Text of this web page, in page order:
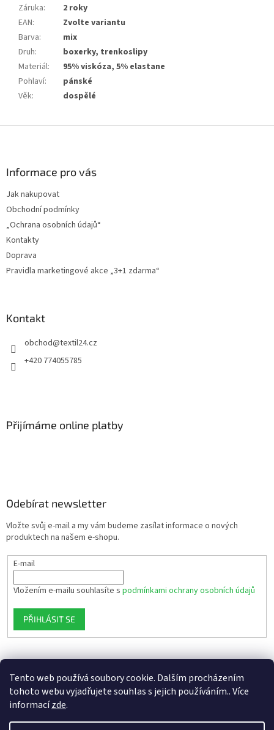
Tento web používá soubory cookie. Dalším procházením
tohoto webu vyjadřujete souhlas s jejich používáním.. Více
informacízde.
Záruka:
2 roky
EAN:
Zvolte variantu
Barva:
mix
Druh:
boxerky, trenkoslipy
Materiál:
95% viskóza, 5% elastane
Pohlaví:
pánské
Věk: dospělé
Informace pro vás
Jak nakupovat
Obchodní podmínky
„Ochrana osobních údajů“
Kontakty
Doprava
Pravidla marketingové akce „3+1 zdarma“
Kontakt
obchod@textil24.cz
+420 774055785
Přijímáme online platby
Odebírat newsletter
Vložte svůj e-mail a my vám budeme zasílat informace o nových
produktech na našem e-shopu.
E-mail
Vložením e-mailu souhlasíte s podmínkami ochrany osobních údajů
PŘIHLÁSIT SE